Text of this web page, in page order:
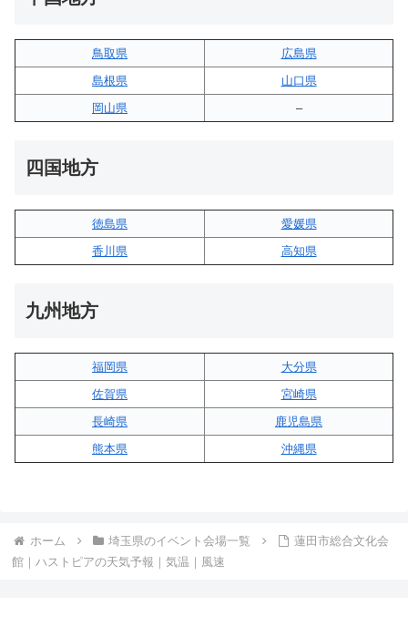
鳥取県
広島県
島根県
山口県
岡山県
–
四国地方
徳島県
愛媛県
香川県
高知県
九州地方
福岡県
大分県
佐賀県
宮崎県
長崎県
鹿児島県
熊本県
沖縄県
ホーム 埼玉県のイベント会場一覧
蓮田市総合文化会
館｜ハストピアの天気予報｜気温｜風速